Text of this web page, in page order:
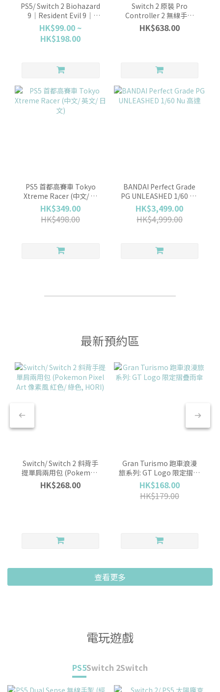
PS5/ Switch 2 Biohazard
9｜Resident Evil 9｜
Resident Evil 9: Requiem
特典鐵盒
HK$99.00 ~
HK$198.00
Switch 2 原裝 Pro
Controller 2 無線手掣
(Biohazard 9: Requiem
生化危機9 安魂曲限定版)
HK$638.00
PS5 首都高賽車 Tokyo
Xtreme Racer (中文/ 英
文/ 日文)
HK$349.00
HK$498.00
BANDAI Perfect Grade
PG UNLEASHED 1/60 Nu
高達
HK$3,499.00
HK$4,999.00
最新預約區
Switch/ Switch 2 斜背手
提單肩兩用包 (Pokemon
Pixel Art 像素風 紅色/ 綠
色, HORI)
HK$268.00
Gran Turismo 跑車浪漫
旅系列: GT Logo 限定摺疊
雨傘
HK$168.00
HK$179.00
查看更多
電玩遊戲
PS5Switch 2Switch